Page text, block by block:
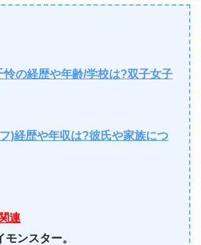
の経歴や年齢/学校は?双子女子
)経歴や年収は?彼氏や家族につ
連
ンスター。